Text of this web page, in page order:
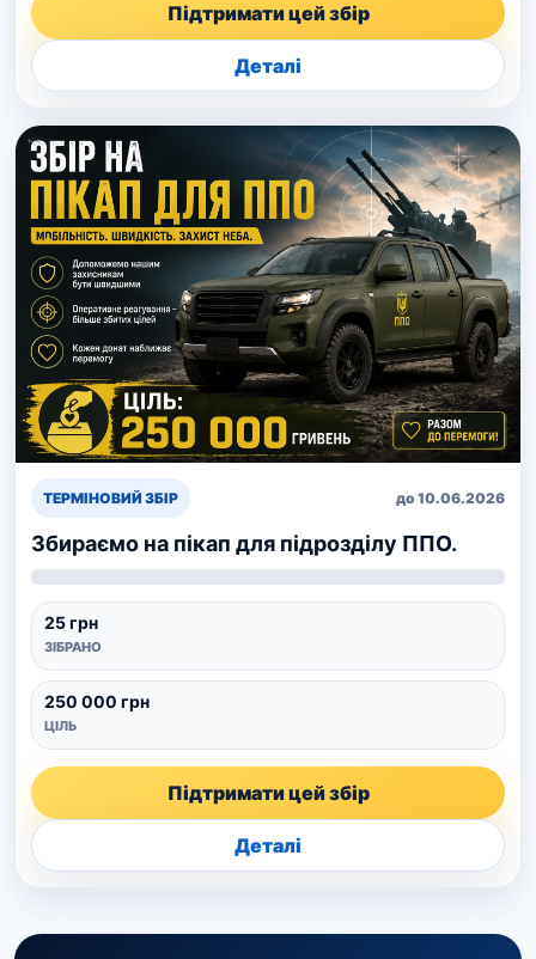
Підтримати цей збір
Деталі
ТЕРМІНОВИЙ ЗБІР до 10.06.2026
Збираємо на пікап для підрозділу ППО.
25 грн
ЗІБРАНО
250 000 грн
ЦІЛЬ
Підтримати цей збір
Деталі